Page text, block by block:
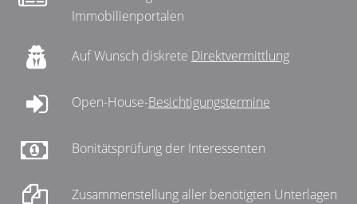
Immobilienportalen
Auf Wunsch diskrete Direktvermittlung
Open-House-Besichtigungstermine
Bonitätsprüfung der Interessenten
Zusammenstellung aller benötigten Unterlagen